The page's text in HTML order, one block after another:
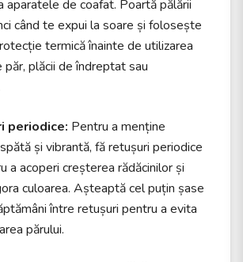
aparatele de coafat. Poartă pălării
când te expui la soare și folosește
termică înainte de utilizarea
păr, plăcii de îndreptat sau
periodice: Pentru a menține
și vibrantă, fă retușuri periodice
a acoperi creșterea rădăcinilor și
culoarea. Așteaptă cel puțin șase
între retușuri pentru a evita
părului.